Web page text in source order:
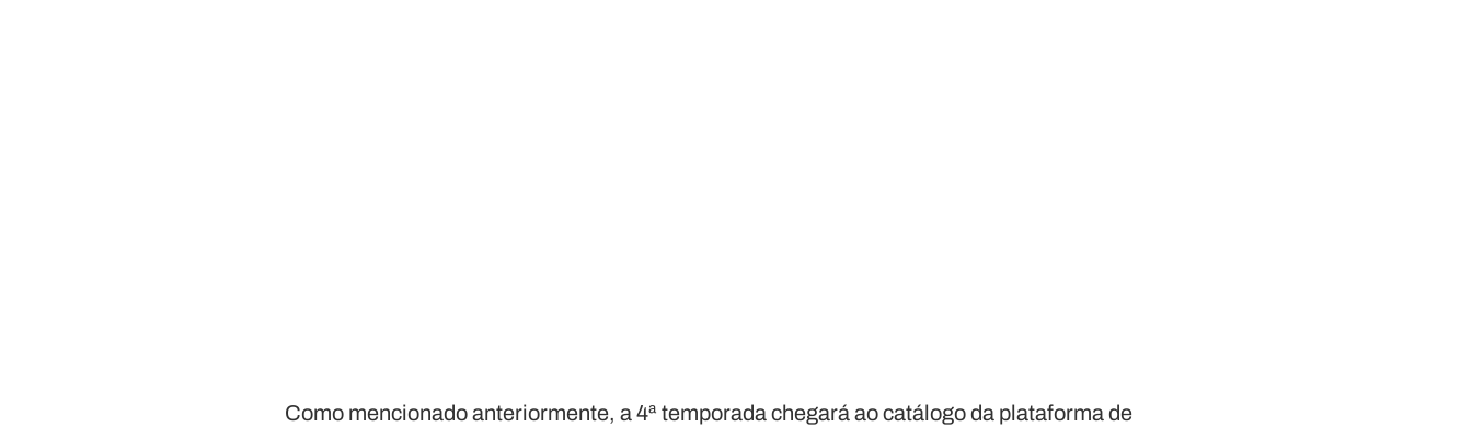
Como mencionado anteriormente, a 4ª temporada chegará ao catálogo da plataforma de